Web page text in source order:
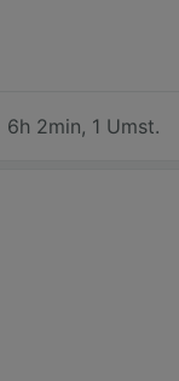
6h 2min, 1 Umst.